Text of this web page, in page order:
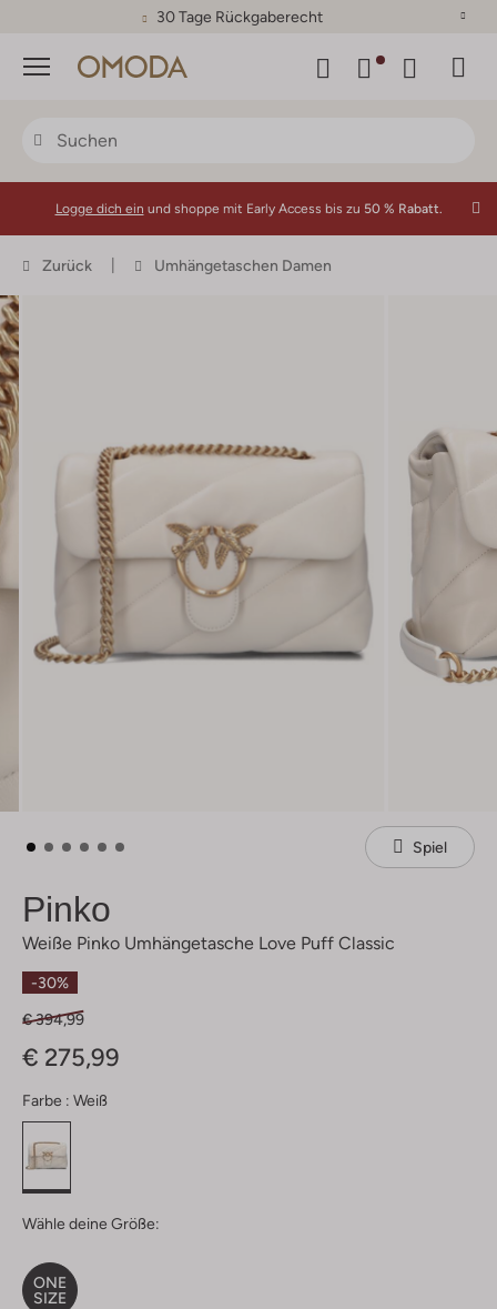
30 Tage Rückgaberecht
Menü
Logge dich ein und shoppe mit Early Access bis zu 50 % Rabatt.
Zurück Umhängetaschen Damen
Spiel
Pinko
Weiße Pinko Umhängetasche Love Puff Classic
-30%
€ 394,99
€ 275,99
Farbe : Weiß
Wähle deine Größe:
ONE
SIZE